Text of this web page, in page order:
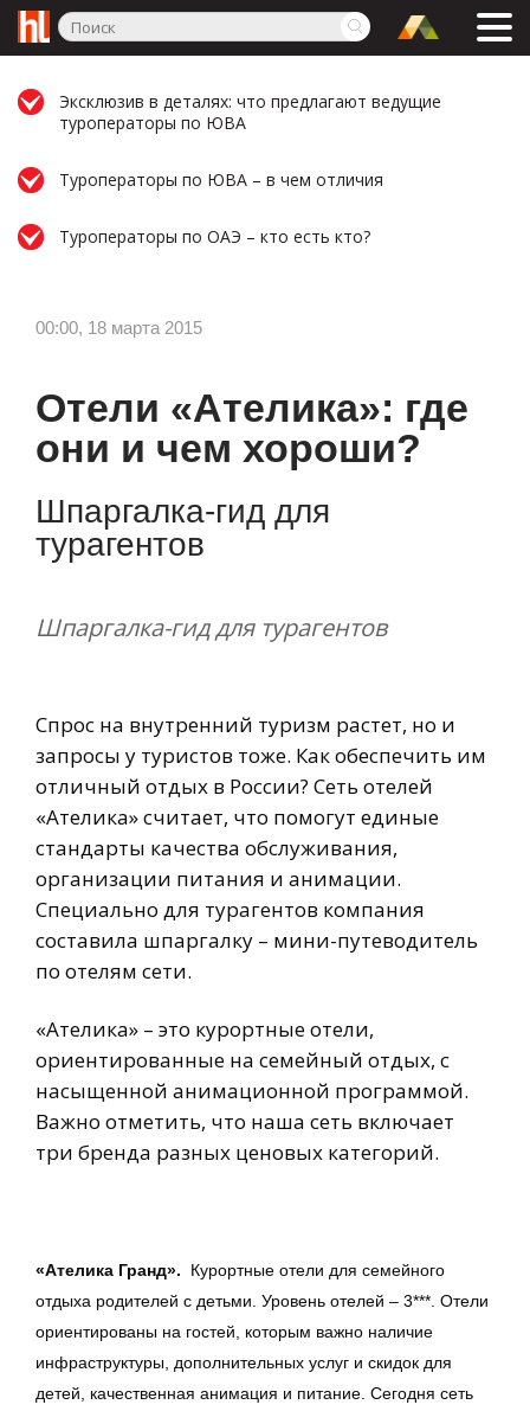
Эксклюзив в деталях: что предлагают ведущие
туроператоры по ЮВА
Туроператоры по ЮВА – в чем отличия
Туроператоры по ОАЭ – кто есть кто?
00:00, 18 марта 2015
Отели «Ателика»: где
они и чем хороши?
Шпаргалка-гид для
турагентов
Шпаргалка-гид для турагентов
Спрос на внутренний туризм растет, но и
запросы у туристов тоже. Как обеспечить им
отличный отдых в России? Сеть отелей
«Ателика» считает, что помогут единые
стандарты качества обслуживания,
организации питания и анимации.
Специально для турагентов компания
составила шпаргалку – мини-путеводитель
по отелям сети.
«Ателика» – это курортные отели,
ориентированные на семейный отдых, с
насыщенной анимационной программой.
Важно отметить, что наша сеть включает
три бренда разных ценовых категорий.
«Ателика Гранд». Курортные отели для семейного
отдыха родителей с детьми. Уровень отелей – 3***. Отели
ориентированы на гостей, которым важно наличие
инфраструктуры, дополнительных услуг и скидок для
детей, качественная анимация и питание. Сегодня сеть